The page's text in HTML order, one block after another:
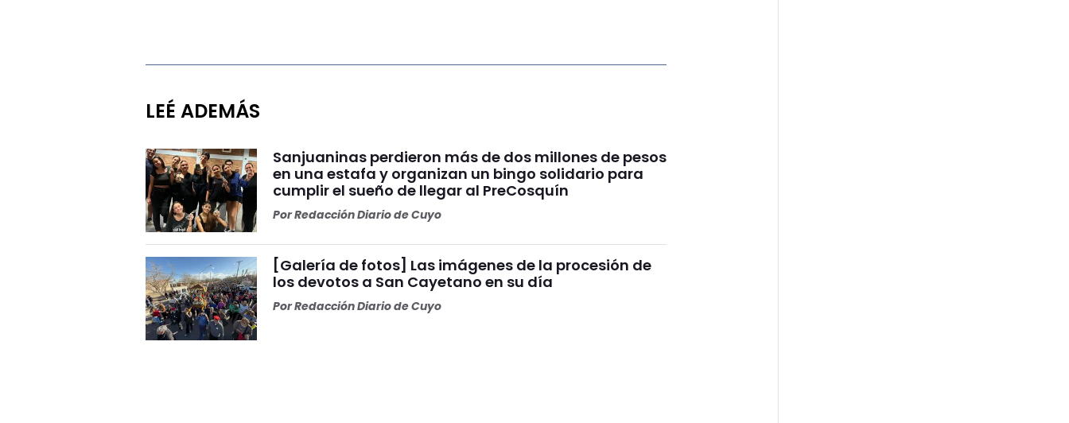
LEÉ ADEMÁS
Sanjuaninas perdieron más de dos millones de pesos
en una estafa y organizan un bingo solidario para
cumplir el sueño de llegar al PreCosquín
PorRedacción Diario de Cuyo
[Galería de fotos] Las imágenes de la procesión de
los devotos a San Cayetano en su día
PorRedacción Diario de Cuyo